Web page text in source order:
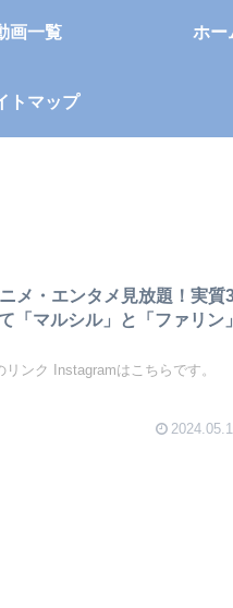
画一覧 ホー
トマップ
メ・エンタメ見放題！実質
「マルシル」と「ファリン」
ンク Instagramはこちらです。